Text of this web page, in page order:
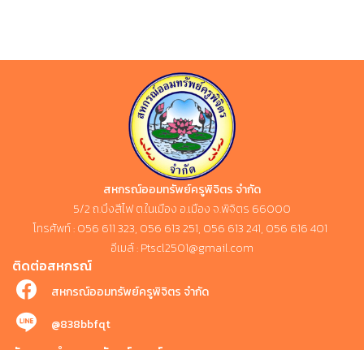
สหกรณ์ออมทรัพย์ครูพิจิตร จำกัด
5/2 ถ.บึงสีไฟ ต.ในเมือง อ.เมือง จ.พิจิตร 66000
โทรศัพท์ : 056 611 323, 056 613 251, 056 613 241, 056 616 401
อีเมล์ : Ptscl2501@gmail.com
ติดต่อสหกรณ์
สหกรณ์ออมทรัพย์ครูพิจิตร จำกัด
@838bbfqt